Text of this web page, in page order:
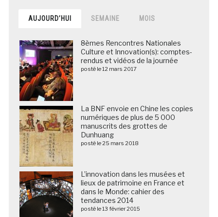
AUJOURD’HUI SEMAINE MOIS
8èmes Rencontres Nationales
Culture et Innovation(s): comptes-
rendus et vidéos de la journée
posté le 12 mars 2017
La BNF envoie en Chine les copies
numériques de plus de 5 000
manuscrits des grottes de
Dunhuang
posté le 25 mars 2018
L’innovation dans les musées et
lieux de patrimoine en France et
dans le Monde: cahier des
tendances 2014
posté le 13 février 2015